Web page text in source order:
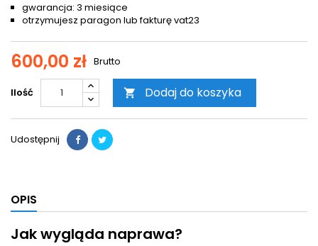
gwarancja: 3 miesiące
otrzymujesz paragon lub fakturę vat23
600,00 zł Brutto
Ilość  Dodaj do koszyka
Udostępnij
OPIS
Jak wygląda naprawa?